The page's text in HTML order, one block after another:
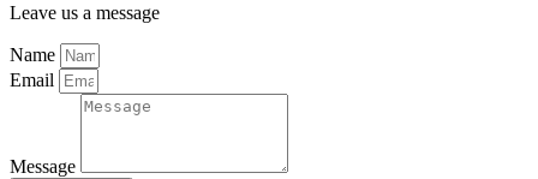
Leave us a message
Name
Email
Message